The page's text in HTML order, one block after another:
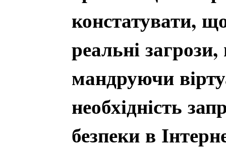
констатувати,
реальні
мандруючи
необхідність
безпеки в